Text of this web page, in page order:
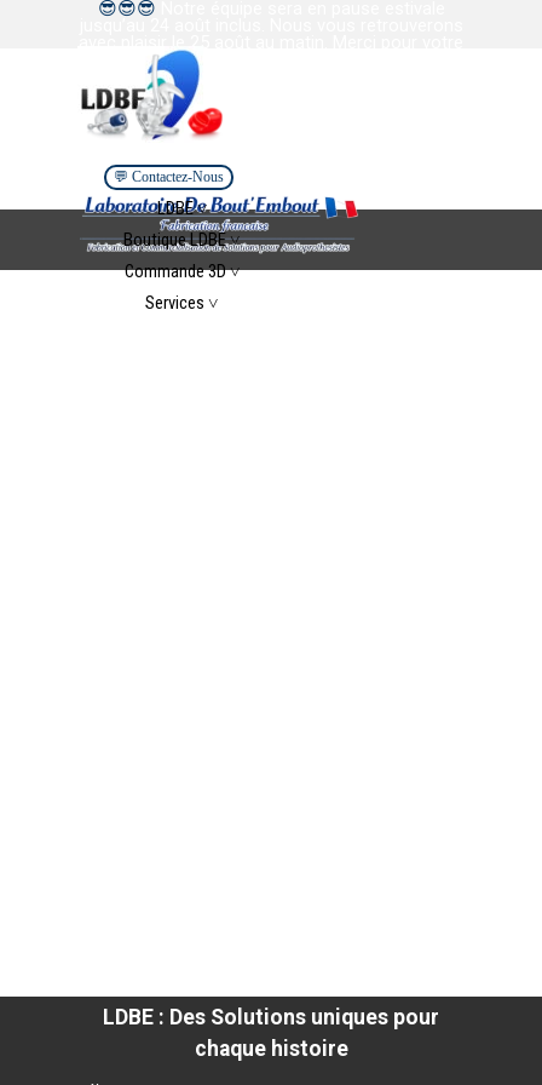
Aller au contenu
😎😎😎
confiance et votre collaboration. Bel été à tous.
💬 Contactez-Nous
Sauter le menu
LDBE ˅
▼
Boutique LDBE ˅
▼
Commande 3D ˅
▼
Services ˅
LDBE : Des Solutions uniques pour
chaque histoire